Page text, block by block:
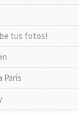
tus fotos!
París